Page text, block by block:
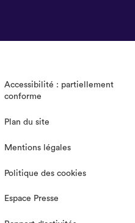
Accessibilité : partiellement
conforme
Plan du site
Mentions légales
Politique des cookies
Espace Presse